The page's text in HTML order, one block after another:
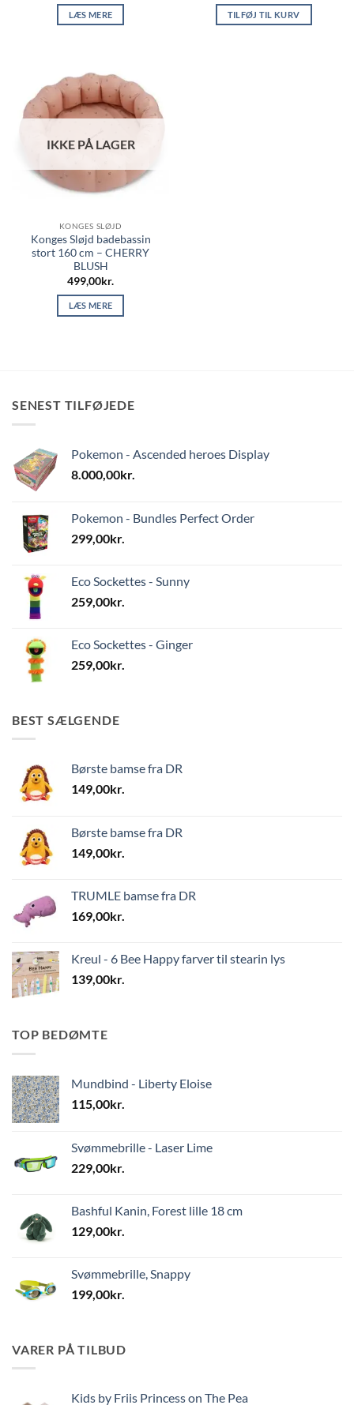
LÆS MERE TILFØJ TIL KURV
IKKE PÅ LAGER
KONGES SLØJD
Konges Sløjd badebassin
stort 160 cm – CHERRY
BLUSH
499,00kr.
LÆS MERE
SENEST TILFØJEDE
Pokemon - Ascended heroes Display
8.000,00kr.
Pokemon - Bundles Perfect Order
299,00kr.
Eco Sockettes - Sunny
259,00kr.
Eco Sockettes - Ginger
259,00kr.
BEST SÆLGENDE
Børste bamse fra DR
149,00kr.
Børste bamse fra DR
149,00kr.
TRUMLE bamse fra DR
169,00kr.
Kreul - 6 Bee Happy farver til stearin lys
139,00kr.
TOP BEDØMTE
Mundbind - Liberty Eloise
115,00kr.
Svømmebrille - Laser Lime
229,00kr.
Bashful Kanin, Forest lille 18 cm
129,00kr.
Svømmebrille, Snappy
199,00kr.
VARER PÅ TILBUD
Kids by Friis Princess on The Pea